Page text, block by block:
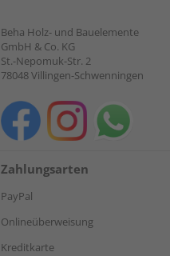
Beha Holz- und Bauelemente
GmbH & Co. KG
St.-Nepomuk-Str. 2
78048 Villingen-Schwenningen
Zahlungsarten
PayPal
Onlineüberweisung
Kreditkarte